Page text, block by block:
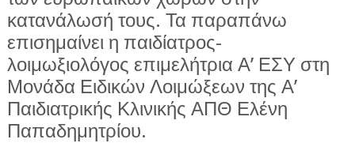
κατανάλωσή τους. Τα παραπάνω
επισημαίνει η παιδίατρος-
λοιμωξιολόγος επιμελήτρια Α’ ΕΣΥ στη
Μονάδα Ειδικών Λοιμώξεων της Α’
Παιδιατρικής Κλινικής ΑΠΘ Ελένη
Παπαδημητρίου.